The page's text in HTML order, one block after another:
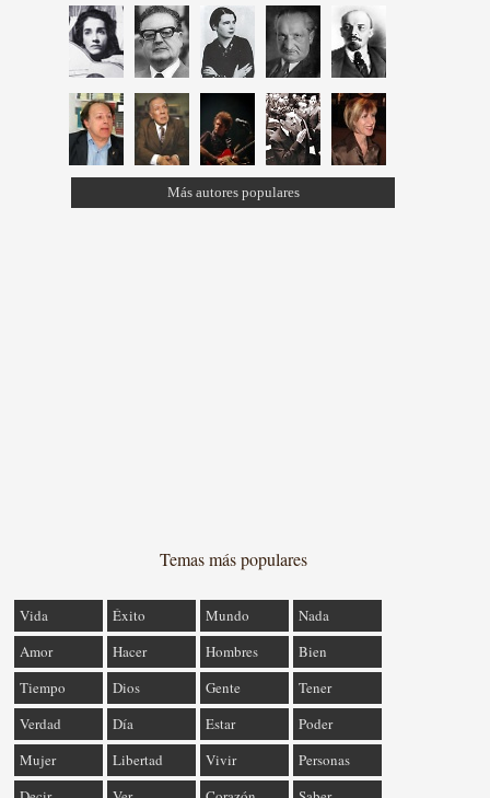
Más autores populares
Temas más populares
Vida Éxito Mundo
Nada
Amor
Hacer Hombres
Bien
Tiempo
Dios Gente
Tener
Verdad
Día Estar
Poder
Mujer
Libertad Vivir
Personas